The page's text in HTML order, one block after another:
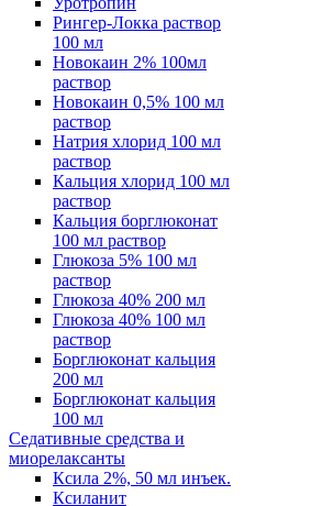
Рингер-Локка раствор
100 мл
Новокаин 2% 100мл
раствор
Новокаин 0,5% 100 мл
раствор
Натрия хлорид 100 мл
раствор
Кальция хлорид 100 мл
раствор
Кальция борглюконат
100 мл раствор
Глюкоза 5% 100 мл
раствор
Глюкоза 40% 200 мл
Глюкоза 40% 100 мл
раствор
Борглюконат кальция
200 мл
Борглюконат кальция
100 мл
Седативные средства и
миорелаксанты
Ксила 2%, 50 мл инъек.
Ксиланит